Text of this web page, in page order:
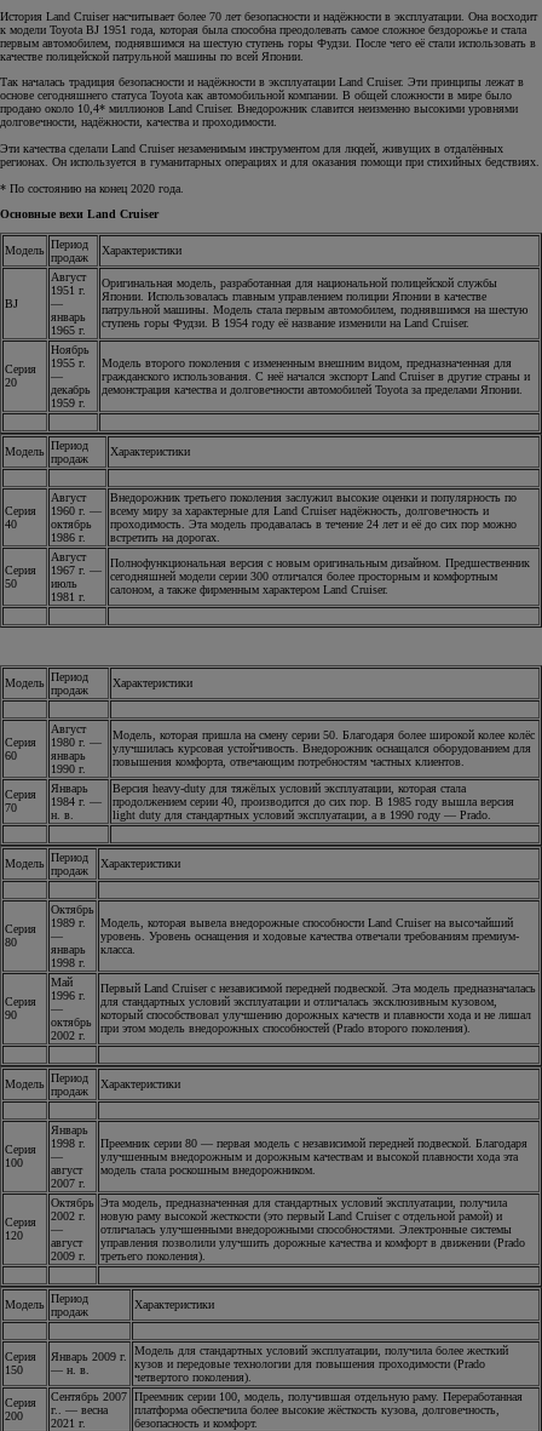
История Land Cruiser насчитывает более 70 лет безопасности и надёжности в эксплуатации. Она восходит
к модели Toyota BJ 1951 года, которая была способна преодолевать самое сложное бездорожье и стала
первым автомобилем, поднявшимся на шестую ступень горы Фудзи. После чего её стали использовать в
качестве полицейской патрульной машины по всей Японии.
Так началась традиция безопасности и надёжности в эксплуатации Land Cruiser. Эти принципы лежат в
основе сегодняшнего статуса Toyota как автомобильной компании. В общей сложности в мире было
продано около 10,4* миллионов Land Cruiser. Внедорожник славится неизменно высокими уровнями
долговечности, надёжности, качества и проходимости.
Эти качества сделали Land Cruiser незаменимым инструментом для людей, живущих в отдалённых
регионах. Он используется в гуманитарных операциях и для оказания помощи при стихийных бедствиях.
* По состоянию на конец 2020 года.
Основные вехи Land Cruiser
Модель Период
продаж
Характеристики
BJ
Август
1951 г.
—
январь
1965 г.
Оригинальная модель, разработанная для национальной полицейской службы
Японии. Использовалась главным управлением полиции Японии в качестве
патрульной машины. Модель стала первым автомобилем, поднявшимся на шестую
ступень горы Фудзи. В 1954 году её название изменили на Land Cruiser.
Серия
20
Ноябрь
1955 г.
—
декабрь
1959 г.
Модель второго поколения с измененным внешним видом, предназначенная для
гражданского использования. С неё начался экспорт Land Cruiser в другие страны и
демонстрация качества и долговечности автомобилей Toyota за пределами Японии.
Модель Период
продаж
Характеристики
Серия
40
Август
1960 г. —
октябрь
1986 г.
Внедорожник третьего поколения заслужил высокие оценки и популярность по
всему миру за характерные для Land Cruiser надёжность, долговечность и
проходимость. Эта модель продавалась в течение 24 лет и её до сих пор можно
встретить на дорогах.
Серия
50
Август
1967 г. —
июль
1981 г.
Полнофункциональная версия с новым оригинальным дизайном. Предшественник
сегодняшней модели серии 300 отличался более просторным и комфортным
салоном, а также фирменным характером Land Cruiser.
Модель Период
продаж
Характеристики
Серия
60
Август
1980 г. —
январь
1990 г.
Модель, которая пришла на смену серии 50. Благодаря более широкой колее колёс
улучшилась курсовая устойчивость. Внедорожник оснащался оборудованием для
повышения комфорта, отвечающим потребностям частных клиентов.
Серия
70
Январь
1984 г. —
н. в.
Версия heavy-duty для тяжёлых условий эксплуатации, которая стала
продолжением серии 40, производится до сих пор. В 1985 году вышла версия
light duty для стандартных условий эксплуатации, а в 1990 году — Prado.
Модель Период
продаж
Характеристики
Серия
80
Октябрь
1989 г.
—
январь
1998 г.
Модель, которая вывела внедорожные способности Land Cruiser на высочайший
уровень. Уровень оснащения и ходовые качества отвечали требованиям премиум-
класса.
Серия
90
Май
1996 г.
—
октябрь
2002 г.
Первый Land Cruiser с независимой передней подвеской. Эта модель предназначалась
для стандартных условий эксплуатации и отличалась эксклюзивным кузовом,
который способствовал улучшению дорожных качеств и плавности хода и не лишал
при этом модель внедорожных способностей (Prado второго поколения).
Модель Период
продаж
Характеристики
Серия
100
Январь
1998 г.
—
август
2007 г.
Преемник серии 80 — первая модель с независимой передней подвеской. Благодаря
улучшенным внедорожным и дорожным качествам и высокой плавности хода эта
модель стала роскошным внедорожником.
Серия
120
Октябрь
2002 г.
—
август
2009 г.
Эта модель, предназначенная для стандартных условий эксплуатации, получила
новую раму высокой жесткости (это первый Land Cruiser с отдельной рамой) и
отличалась улучшенными внедорожными способностями. Электронные системы
управления позволили улучшить дорожные качества и комфорт в движении (Prado
третьего поколения).
Модель Период
продаж
Характеристики
Серия
150
Январь 2009 г.
— н. в.
Модель для стандартных условий эксплуатации, получила более жесткий
кузов и передовые технологии для повышения проходимости (Prado
четвертого поколения).
Серия
200
Сентябрь 2007
г.. — весна
2021 г.
Преемник серии 100, модель, получившая отдельную раму. Переработанная
платформа обеспечила более высокие жёсткость кузова, долговечность,
безопасность и комфорт.